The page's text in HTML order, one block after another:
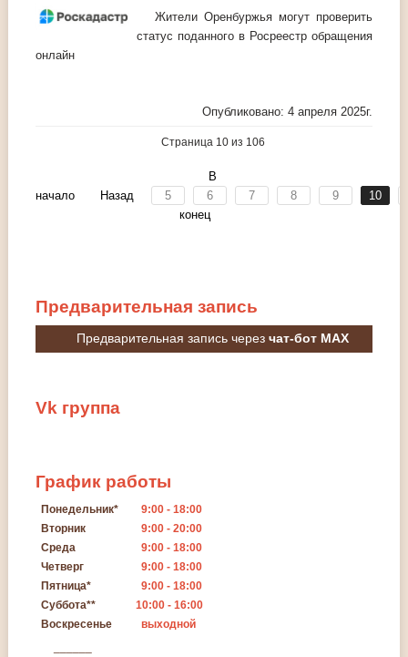
Жители Оренбуржья могут проверить
статус поданного в Росреестр обращения
онлайн
Опубликовано: 4 апреля 2025г.
Страница 10 из 106
В
начало
Назад 5 6 7 8 9
10
конец
Предварительная запись
Предварительная запись черезчат-бот MAX
Vk группа
График работы
Понедельник*
9:00 - 18:00
Вторник
9:00 - 20:00
Среда
9:00 - 18:00
Четверг
9:00 - 18:00
Пятница*
9:00 - 18:00
Суббота**
10:00 - 16:00
Воскресенье
выходной